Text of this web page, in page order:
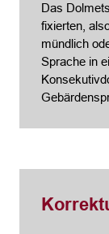
Das
fixierten,
mündlich
Sprache in